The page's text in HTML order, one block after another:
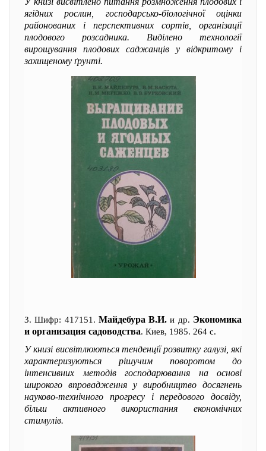
ягідних рослин, господарсько-біологічної оцінки
районованих і перспективних сортів, організації
плодового розсадника. Виділено технології
вирощування плодових саджанців у відкритому і
захищеному ґрунті.
3. Шифр: 417151. Майдебура В.И. и др. Экономика
и организация садоводства. Киев, 1985. 264 с.
У книзі висвітлюються тенденції розвитку галузі, які
характеризуються рішучим поворотом до
інтенсивних методів господарювання на основі
широкого впровадження у виробництво досягнень
науково-технічного прогресу і передового досвіду,
більш активного використання економічних
стимулів.